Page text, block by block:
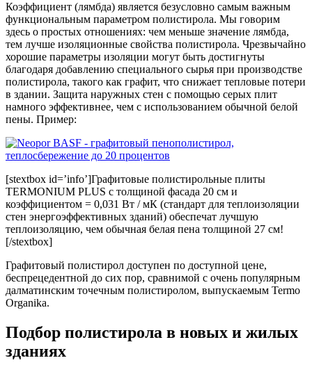
Коэффициент (лямбда) является безусловно самым важным
функциональным параметром полистирола. Мы говорим
здесь о простых отношениях: чем меньше значение лямбда,
тем лучше изоляционные свойства полистирола. Чрезвычайно
хорошие параметры изоляции могут быть достигнуты
благодаря добавлению специального сырья при производстве
полистирола, такого как графит, что снижает тепловые потери
в здании. Защита наружных стен с помощью серых плит
намного эффективнее, чем с использованием обычной белой
пены. Пример:
[stextbox id=’info’]Графитовые полистирольные плиты
TERMONIUM PLUS с толщиной фасада 20 см и
коэффициентом = 0,031 Вт / мК (стандарт для теплоизоляции
стен энергоэффективных зданий) обеспечат лучшую
теплоизоляцию, чем обычная белая пена толщиной 27 см!
[/stextbox]
Графитовый полистирол доступен по доступной цене,
беспрецедентной до сих пор, сравнимой с очень популярным
далматинским точечным полистиролом, выпускаемым Termo
Organika.
Подбор полистирола в новых и жилых
зданиях